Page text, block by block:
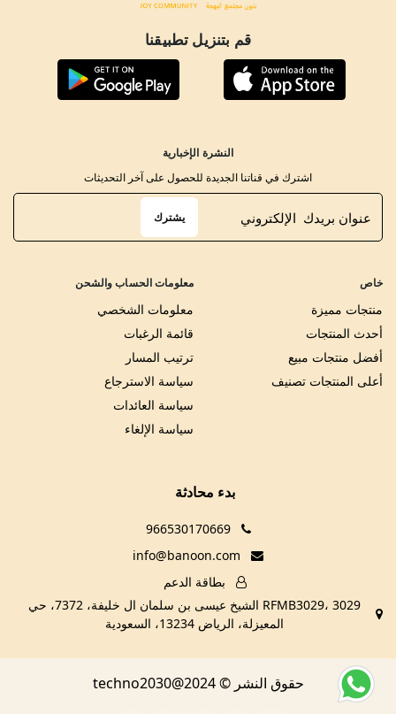
قم بتنزيل تطبيقنا
خاص
منتجات مميزة
أحدث المنتجات
أفضل منتجات مبيع
أعلى المنتجات تصنيف
معلومات الحساب والشحن
معلومات الشخصي
قائمة الرغبات
ترتيب المسار
سياسة الاسترجاع
سياسة العائدات
سياسة الإلغاء
النشرة الإخبارية
اشترك في قناتنا الجديدة للحصول على آخر التحديثات
يشترك
بدء محادثة
966530170669
بطاقة الدعم
RFMB3029، 3029 الشيخ عيسى بن سلمان ال خليفة، 7372، حي
المعيزلة، الرياض 13234، السعودية
حقوق النشر © techno2030@2024